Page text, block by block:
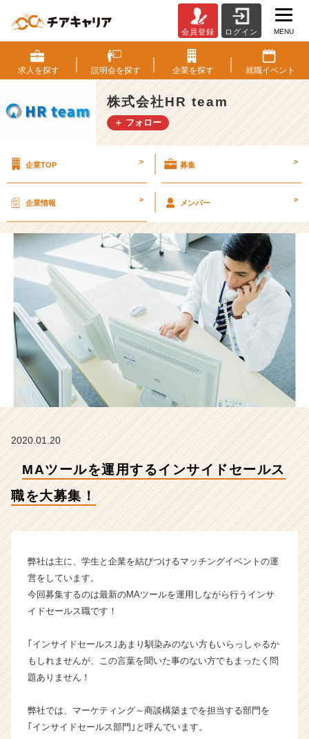
A
ツ
ー
ル
を
運
イ
イ
ド
セ
ー
を
大
募
集！
【株
t
の
イ
ラ
イ
ン】
ベ
ン
成
長
会員登録 ログイン MENU
求人を探す 説明会を探す 企業を探す 就職イベント
株式会社HR team
＋ フォロー
企業TOP > 募集 >
企業情報 > メンバー >
2020.01.20
MAツールを運用するインサイドセールス
職を大募集！
弊社は主に、学生と企業を結びつけるマッチングイベントの運
営をしています。
今回募集するのは最新のMAツールを運用しながら行うインサ
イドセールス職です！
｢インサイドセールス｣あまり馴染みのない方もいらっしゃるか
もしれませんが、この言葉を聞いた事のない方でもまったく問
題ありません！
弊社では、マーケティング～商談構築までを担当する部門を
｢インサイドセールス部門｣と呼んでいます。